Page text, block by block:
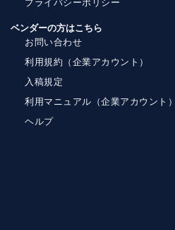
プライバシーポリシー
ベンダーの方はこちら
お問い合わせ
利用規約（企業アカウント）
入稿規定
利用マニュアル（企業アカウント）
ヘルプ